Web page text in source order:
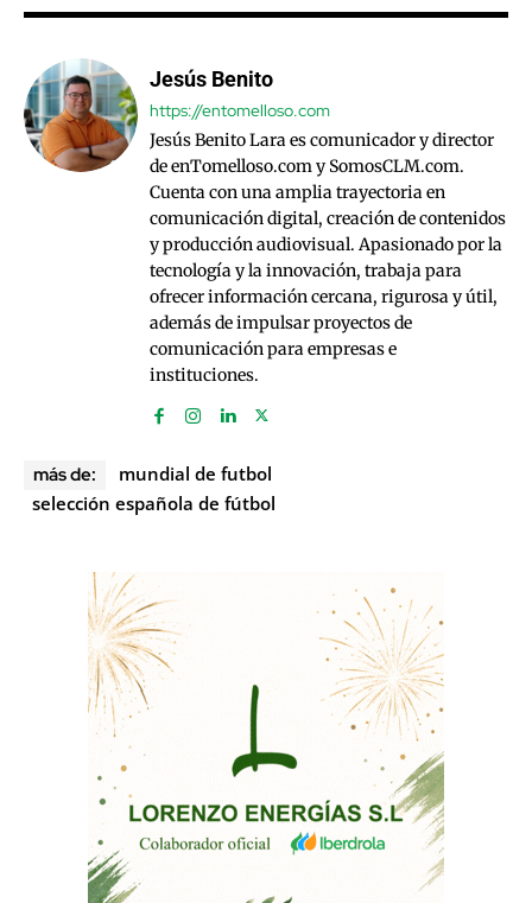
Jesús Benito
https://entomelloso.com
Jesús Benito Lara es comunicador y director
de enTomelloso.com y SomosCLM.com.
Cuenta con una amplia trayectoria en
comunicación digital, creación de contenidos
y producción audiovisual. Apasionado por la
tecnología y la innovación, trabaja para
ofrecer información cercana, rigurosa y útil,
además de impulsar proyectos de
comunicación para empresas e
instituciones.
más de:
mundial de futbol
selección española de fútbol